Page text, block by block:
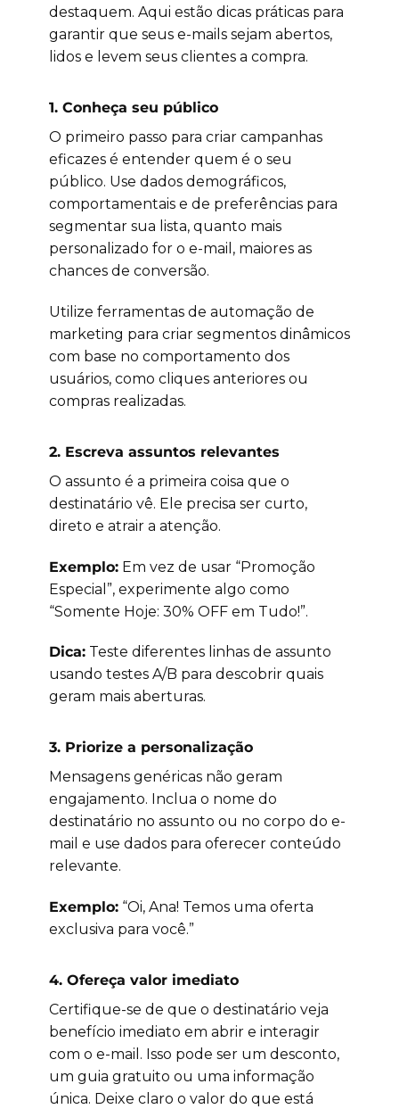
destaquem. Aqui estão dicas práticas para
garantir que seus e-mails sejam abertos,
lidos e levem seus clientes a compra.
1. Conheça seu público
O primeiro passo para criar campanhas
eficazes é entender quem é o seu
público. Use dados demográficos,
comportamentais e de preferências para
segmentar sua lista, quanto mais
personalizado for o e-mail, maiores as
chances de conversão.
Utilize ferramentas de automação de
marketing para criar segmentos dinâmicos
com base no comportamento dos
usuários, como cliques anteriores ou
compras realizadas.
2. Escreva assuntos relevantes
O assunto é a primeira coisa que o
destinatário vê. Ele precisa ser curto,
direto e atrair a atenção.
Exemplo: Em vez de usar “Promoção
Especial”, experimente algo como
“Somente Hoje: 30% OFF em Tudo!”.
Dica: Teste diferentes linhas de assunto
usando testes A/B para descobrir quais
geram mais aberturas.
3. Priorize a personalização
Mensagens genéricas não geram
engajamento. Inclua o nome do
destinatário no assunto ou no corpo do e-
mail e use dados para oferecer conteúdo
relevante.
Exemplo: “Oi, Ana! Temos uma oferta
exclusiva para você.”
4. Ofereça valor imediato
Certifique-se de que o destinatário veja
benefício imediato em abrir e interagir
com o e-mail. Isso pode ser um desconto,
um guia gratuito ou uma informação
única. Deixe claro o valor do que está